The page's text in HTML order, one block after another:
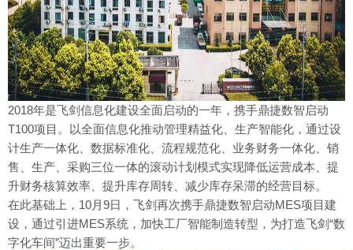
2018年是飞剑信息化建设全面启动的一年，携手鼎捷数智启动
T100项目。以全面信息化推动管理精益化、生产智能化，通过设
计生产一体化、数据标准化、流程规范化、业务财务一体化、销
售、生产、采购三位一体的滚动计划模式实现降低运营成本、提
升财务核算效率、提升库存周转、减少库存呆滞的经营目标。
在此基础上，10月9日，飞剑再次携手鼎捷数智启动MES项目建
设，通过引进MES系统，加快工厂智能制造转型，为打造飞剑“数
字化车间”迈出重要一步。